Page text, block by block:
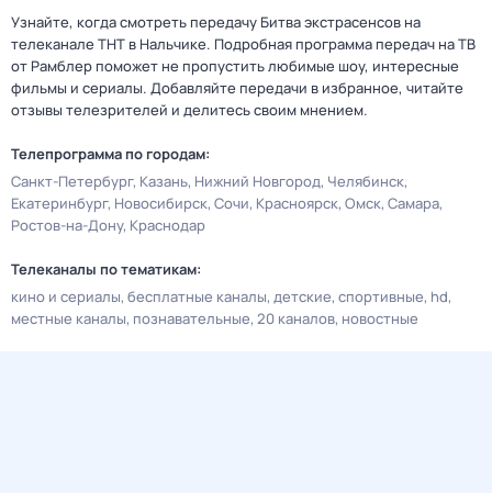
Узнайте, когда смотреть передачу Битва экстрасенсов на
телеканале ТНТ в Нальчике. Подробная программа передач на ТВ
от Рамблер поможет не пропустить любимые шоу, интересные
фильмы и сериалы. Добавляйте передачи в избранное, читайте
отзывы телезрителей и делитесь своим мнением.
Телепрограмма по городам:
Санкт-Петербург Казань Нижний Новгород Челябинск
Екатеринбург Новосибирск Сочи Красноярск Омск Самара
Ростов-на-Дону Краснодар
Телеканалы по тематикам:
кино и сериалы бесплатные каналы детские спортивные hd
местные каналы познавательные 20 каналов новостные